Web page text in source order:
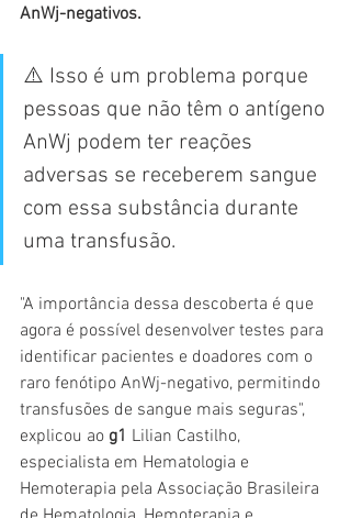
AnWj-negativos.
⚠️ Isso é um problema porque
pessoas que não têm o antígeno
AnWj podem ter reações
adversas se receberem sangue
com essa substância durante
uma transfusão.
"A importância dessa descoberta é que
agora é possível desenvolver testes para
identificar pacientes e doadores com o
raro fenótipo AnWj-negativo, permitindo
transfusões de sangue mais seguras",
explicou ao g1 Lilian Castilho,
especialista em Hematologia e
Hemoterapia pela Associação Brasileira